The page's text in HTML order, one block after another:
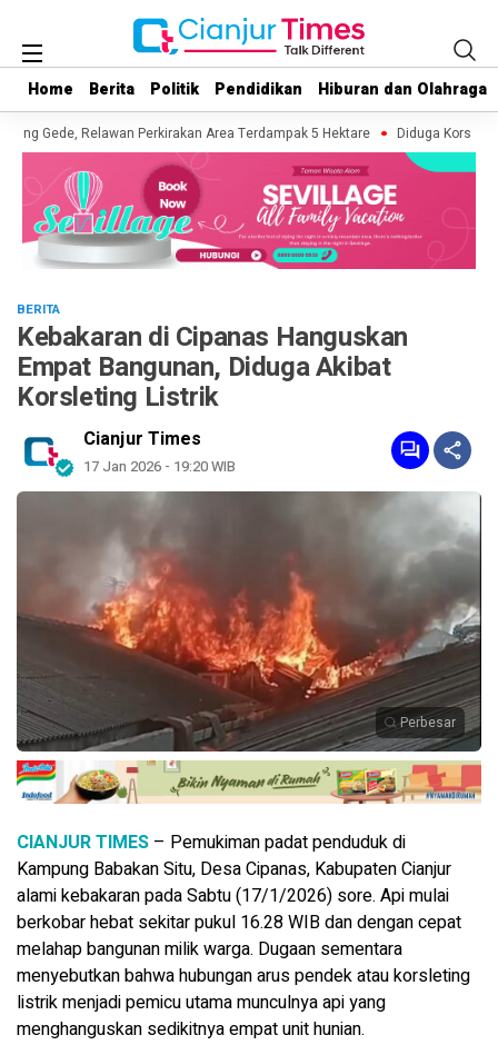
Home Berita Politik Pendidikan Hiburan dan Olahraga
Home Berita Politik Pendidikan Hiburan dan Olahraga
Gede, Relawan Perkirakan Area Terdampak 5 Hektare Diduga Korsleting
BERITA
Kebakaran di Cipanas Hanguskan
Empat Bangunan, Diduga Akibat
Korsleting Listrik
Cianjur Times
17 Jan 2026 - 19:20 WIB
Perbesar
CIANJUR TIMES – Pemukiman padat penduduk di
Kampung Babakan Situ, Desa Cipanas, Kabupaten Cianjur
alami kebakaran pada Sabtu (17/1/2026) sore. Api mulai
berkobar hebat sekitar pukul 16.28 WIB dan dengan cepat
melahap bangunan milik warga. Dugaan sementara
menyebutkan bahwa hubungan arus pendek atau korsleting
listrik menjadi pemicu utama munculnya api yang
menghanguskan sedikitnya empat unit hunian.